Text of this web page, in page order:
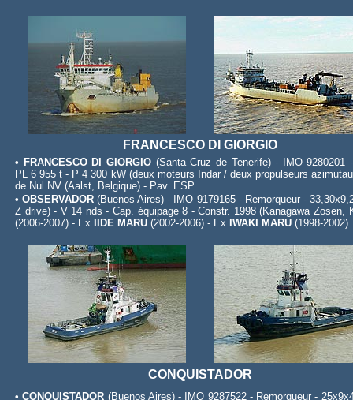
FRANCESCO DI GIORGIO
• FRANCESCO DI GIORGIO (Santa Cruz de Tenerife) - IMO
PL 6 955 t - P 4 300 kW (deux moteurs Indar / deux propulseurs
de Nul NV (Aalst, Belgique) - Pav. ESP.
• OBSERVADOR (Buenos Aires) - IMO 9179165 - Remorqueur -
Z drive) - V 14 nds - Cap. équipage 8 - Constr. 1998 (Kanagawa
(2006-2007) - Ex
IIDE MARU (2002-2006) - Ex IWAKI MARU (1998-2002).
CONQUISTADOR
• CONQUISTADOR (Buenos Aires) - IMO 9287522 - Remorqueur -